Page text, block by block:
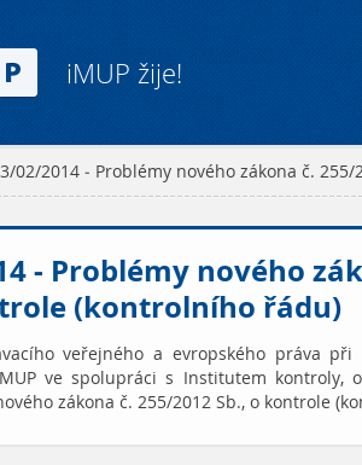
iMUP žije!
02/2014 - Problémy nového zákona č.
- Problémy nového
(kontrolního řádu)
veřejného a evropského práva
ve spolupráci s Institutem kontroly,
zákona č. 255/2012 Sb., o kontrole